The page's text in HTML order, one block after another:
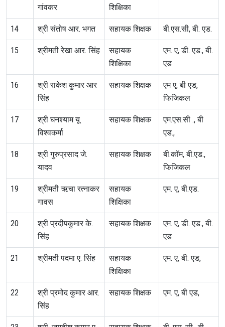
गांवकर
शिक्षिका
14 श्री संतोष आर. भगत सहायक शिक्षक बी.एस.सी, बी. एड.
15 श्रीमती रेखा आर. सिंह
सहायक
शिक्षिका
एम. ए, डी. एड., बी.
एड
16
श्री राकेश कुमार आर
सिंह
सहायक शिक्षक
एम ए, बी एड,
फिजिकल
17
श्री घनश्याम यू
विश्वकर्मा
सहायक शिक्षक
एम.एस.सी ., बी
एड.,
18
श्री गुरुप्रसाद जे.
यादव
सहायक शिक्षक
बी.कॉम, बी.एड.,
फिजिकल
19
श्रीमती ऋचा रत्नाकर
गावस
सहायक
शिक्षिका
एम. ए, बी.एड.
20
श्री प्रदीपकुमार के.
सिंह
सहायक शिक्षक
एम. ए, डी. एड., बी.
एड
21 श्रीमती पदमा ए. सिंह
सहायक
शिक्षिका
एम. ए, बी. एड,
22
श्री प्रमोद कुमार आर.
सिंह
सहायक शिक्षक एम. ए, बी एड,